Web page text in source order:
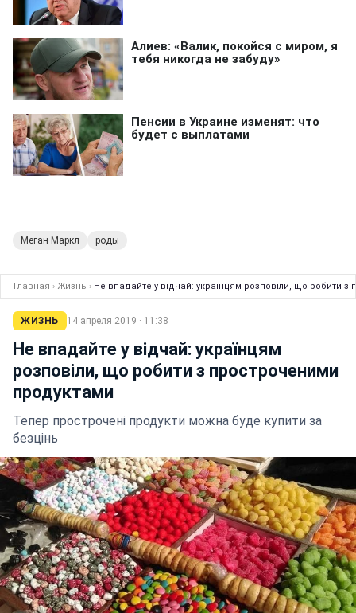
Меган Маркл роды
Главная › Жизнь › Не впадайте у відчай: українцям розповіли, що робити
ЖИЗНЬ 14 апреля 2019 · 11:38
Не впадайте у відчай: українцям
розповіли, що робити з простроченими
продуктами
Тепер прострочені продукти можна буде купити за
безцінь